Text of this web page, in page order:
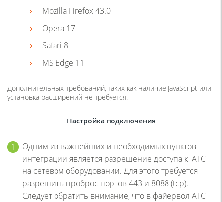
Mozilla Firefox 43.0
Opera 17
Safari 8
MS Edge 11
Дополнительных требований, таких как наличие JavaScript или
установка расширений не требуется.
Настройка подключения
Одним из важнейших и необходимых пунктов
интеграции является разрешение доступа к АТС
на сетевом оборудовании. Для этого требуется
разрешить проброс портов 443 и 8088 (tcp).
Следует обратить внимание, что в файервол АТС